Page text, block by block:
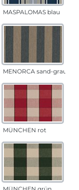
MASPALOMAS blau
MENORCA sand-grau
MÜNCHEN rot